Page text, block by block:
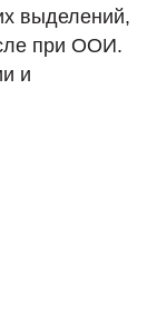
выделений,
при ООИ.
и